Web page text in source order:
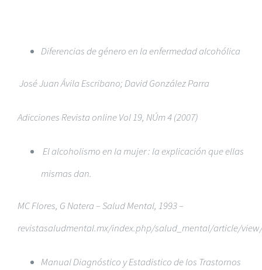
Diferencias de género en la enfermedad alcohólica
José Juan Ávila Escribano; David González Parra
Adicciones Revista online Vol 19, NÚm 4 (2007)
El alcoholismo en la mujer : la explicación que ellas
mismas dan.
MC Flores, G Natera – Salud Mental, 1993 –
revistasaludmental.mx/index.php/salud_mental/article/
Manual Diagnóstico y Estadistico de los Trastornos